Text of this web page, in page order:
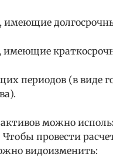
имеющие
имеющие
периодов (в виде
можно
провести
видоизменить: